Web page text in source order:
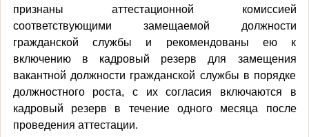
признаны аттестационной комиссией
соответствующими замещаемой должности
гражданской службы и рекомендованы ею к
включению в кадровый резерв для замещения
вакантной должности гражданской службы в порядке
должностного роста, с их согласия включаются в
кадровый резерв в течение одного месяца после
проведения аттестации.